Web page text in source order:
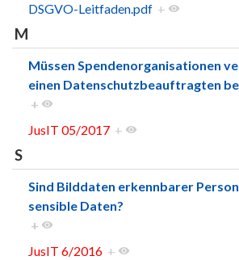
DSGVO-Leitfaden.pdf +
M
Müssen Spendenorganisationen
einen Datenschutzbeauftragten
+
JusIT 05/2017 +
S
Sind Bilddaten erkennbarer
sensible Daten?
+
JusIT 6/2016 +